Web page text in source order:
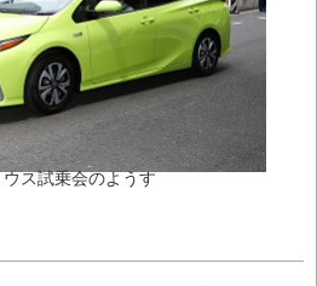
ス試乗会のようす